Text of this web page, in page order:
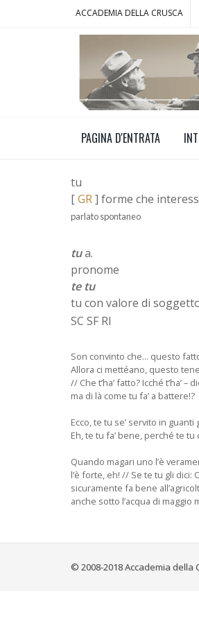
ACCADEMIA DELLA CRUSCA
PAGINA D'ENTRATA
tu
[GR] forme che
parlato spontaneo
tua.
pronome
te tu
tu con valore di
SC SF RI
Son convinto che... questo
Allora ci mettéano, questo
// Che t’ha’ fatto? Icché t’ha’
ma di là come tu fa’ a battere!?
Ecco, te tu se’ servito in
Eh, te tu fa’ bene, perché te tu
Quando magari uno l’è
l’è forte, eh! // Se te tu gli dici:
sicuramente fa bene
anche sotto l’acqua di maggio
© 2008-2018 Accademia